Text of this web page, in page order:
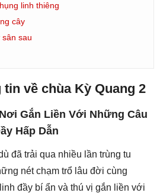
linh thiêng
cây
sau
về chùa Kỳ Quang 2
Gắn Liền Với Những Câu
Hấp Dẫn
đã trải qua nhiều lần trùng tu
nét chạm trổ lâu đời cùng
đầy bí ẩn và thú vị gắn liền với